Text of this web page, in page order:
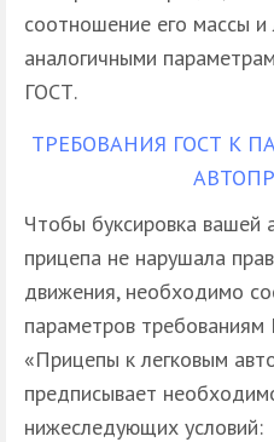
соотношение его массы
аналогичными
ГОСТ.
ТРЕБОВАНИЯ ГОСТ К
Чтобы буксировка вашей
прицепа не нарушала
движения, необходимо
параметров
«Прицепы к легковым
предписывает
нижеследующих условий: